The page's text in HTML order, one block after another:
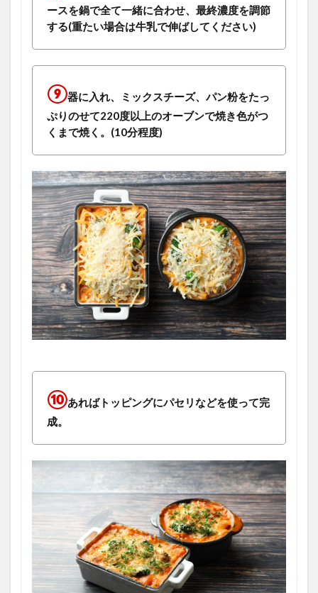
ースを鍋で全て一緒に合わせ、最終濃度を調節
する(重たい場合は牛乳で伸ばしてください)
⑨器に入れ、ミックスチーズ、パン粉をたっ
ぷりのせて220度以上のオーブンで焼き色がつ
くまで焼く。(10分程度)
⑩あればトッピングにパセリなどを使って完
成。